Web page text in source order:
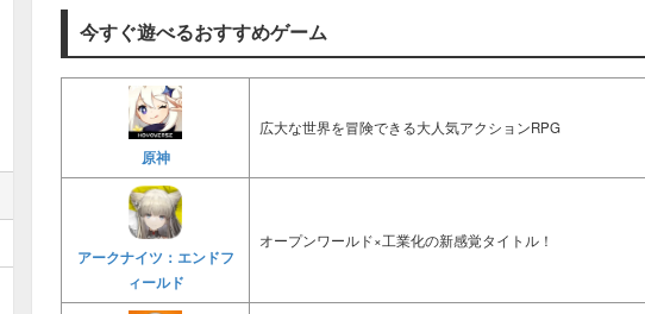
今すぐ遊べるおすすめゲーム
原神
広大な世界を冒険できる大人気アクションRPG
アークナイツ：エンドフ
ィールド
オープンワールド×工業化の新感覚タイトル！